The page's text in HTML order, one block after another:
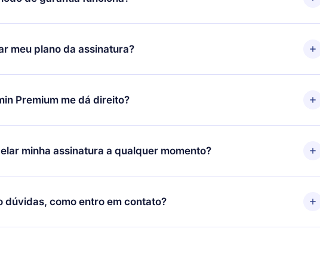
nosso aplicativo e começar a aproveitar nossa biblioteca. Se por algum
satisfeito com nossa plataforma, basta entrar em contato com nossa
(contato@12min.com) em até 7 dias após a compra e solicitar o
meu plano da assinatura?
só se aplicará a partir do próximo período de cobrança. Por
decidiu mudar sua assinatura mensal para anual, após confirmar a
o plano anual, o novo plano só será aplicado e cobrado após o aniversário
Premium me dá direito?
é um plano que te garante acesso a toda nossa biblioteca de 2500+
em 3 línguas (Inglês, espanhol e português) que você pode ler ou
momento através do nosso aplicativo disponível para iOS, Android e
minha assinatura a qualquer momento?
por não renovar sua assinatura do 12min, você pode cancelar a
e o próximo ciclo de cobrança não ocorrerá.
dúvidas, como entro em contato?
para entrar em contato porsupport@12min.com.